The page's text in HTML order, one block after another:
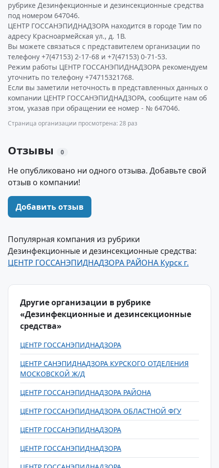
рубрике Дезинфекционные и дезинсекционные средства
под номером 647046.
ЦЕНТР ГОССАНЭПИДНАДЗОРА находится в городе Тим по
адресу Красноармейская ул., д. 1В.
Вы можете связаться с представителем организации по
телефону +7(47153) 2-17-68 и +7(47153) 0-71-53.
Режим работы ЦЕНТР ГОССАНЭПИДНАДЗОРА рекомендуем
уточнить по телефону +74715321768.
Если вы заметили неточность в представленных данных о
компании ЦЕНТР ГОССАНЭПИДНАДЗОРА, сообщите нам об
этом, указав при обращении ее номер - № 647046.
Страница организации просмотрена: 28 раз
Отзывы 0
Не опубликовано ни одного отзыва. Добавьте свой
отзыв о компании!
Добавить отзыв
Популярная компания из рубрики
Дезинфекционные и дезинсекционные средства:
ЦЕНТР ГОССАНЭПИДНАДЗОРА РАЙОНА Курск г.
Другие организации в рубрике
«Дезинфекционные и дезинсекционные
средства»
ЦЕНТР ГОССАНЭПИДНАДЗОРА
ЦЕНТР САНЭПИДНАДЗОРА КУРСКОГО ОТДЕЛЕНИЯ
МОСКОВСКОЙ Ж/Д
ЦЕНТР ГОССАНЭПИДНАДЗОРА РАЙОНА
ЦЕНТР ГОССАНЭПИДНАДЗОРА ОБЛАСТНОЙ ФГУ
ЦЕНТР ГОССАНЭПИДНАДЗОРА
ЦЕНТР ГОССАНЭПИДНАДЗОРА